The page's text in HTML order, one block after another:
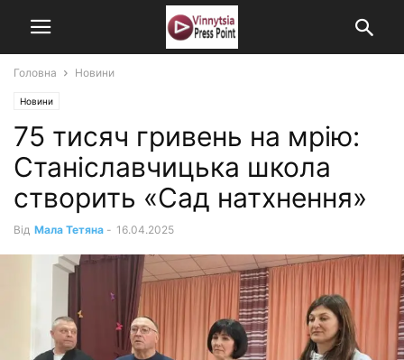
Головна Новини
Новини
75 тисяч гривень на мрію:
Станіславчицька школа
створить «Сад натхнення»
Від Мала Тетяна - 16.04.2025